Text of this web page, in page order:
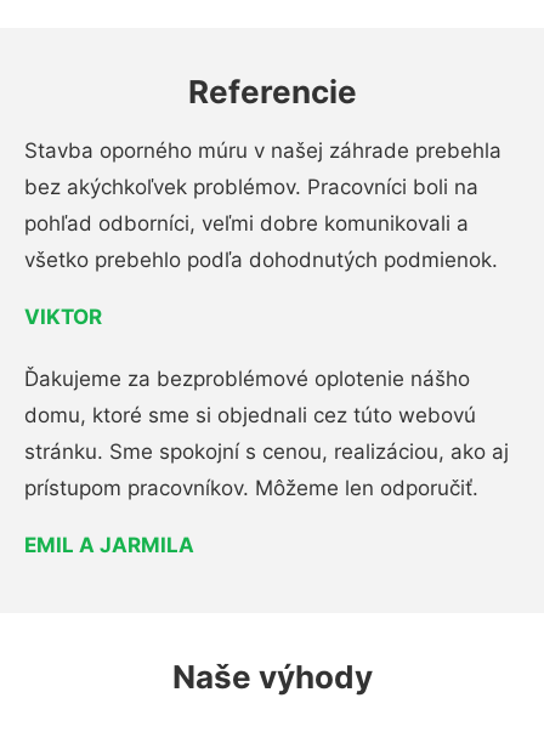
Referencie
Stavba oporného múru v našej záhrade prebehla
bez akýchkoľvek problémov. Pracovníci boli na
pohľad odborníci, veľmi dobre komunikovali a
všetko prebehlo podľa dohodnutých podmienok.
VIKTOR
Ďakujeme za bezproblémové oplotenie nášho
domu, ktoré sme si objednali cez túto webovú
stránku. Sme spokojní s cenou, realizáciou, ako aj
prístupom pracovníkov. Môžeme len odporučiť.
EMIL A JARMILA
Naše výhody